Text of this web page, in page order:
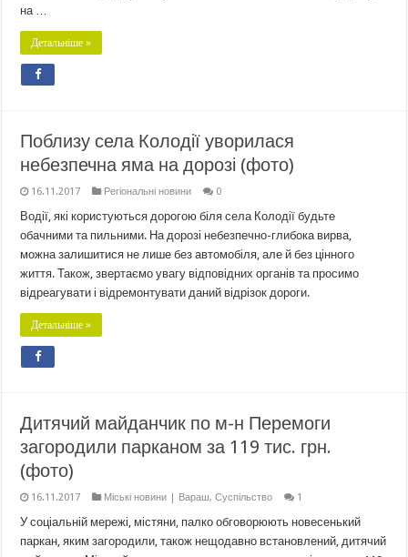
на …
Детальніше »
Поблизу села Колодії уворилася
небезпечна яма на дорозі (фото)
16.11.2017 Регіональні новини 0
Водії, які користуються дорогою біля села Колодії будьте
обачними та пильними. На дорозі небезпечно-глибока вирва,
можна залишитися не лише без автомобіля, але й без цінного
життя. Також, звертаємо увагу відповідних органів та просимо
відреагувати і відремонтувати даний відрізок дороги.
Детальніше »
Дитячий майданчик по м-н Перемоги
загородили парканом за 119 тис. грн.
(фото)
16.11.2017 Міські новини | Вараш,Суспільство 1
У соціальній мережі, містяни, палко обговорюють новесенький
паркан, яким загородили, також нещодавно встановлений, дитячий